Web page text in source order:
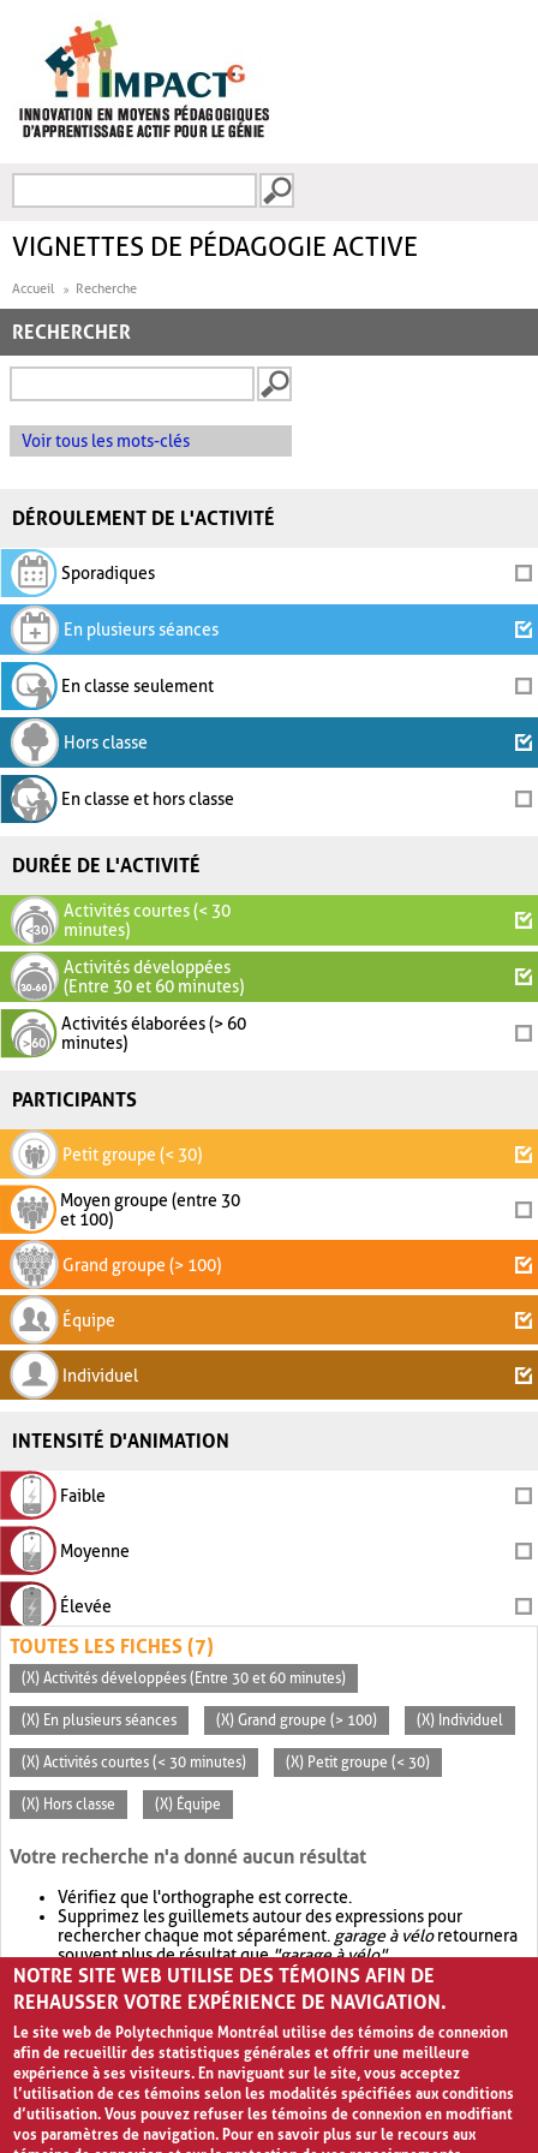
FORMULAIRE DE
VIGNETTES DE PÉDAGOGIE ACTIVE
Accueil Recherche
RECHERCHER
Voir tous les mots-clés
DÉROULEMENT DE L'ACTIVITÉ
Sporadiques
En plusieurs séances
En classe seulement
Hors classe
En classe et hors classe
DURÉE DE L'ACTIVITÉ
Activités courtes (< 30
minutes)
Activités développées
(Entre 30 et 60 minutes)
Activités élaborées (> 60
minutes)
PARTICIPANTS
Petit groupe (< 30)
Moyen groupe (entre 30
et 100)
Grand groupe (> 100)
Équipe
Individuel
INTENSITÉ D'ANIMATION
Faible
Moyenne
Élevée
TOUTES LES FICHES (7)
(X) Activités développées (Entre 30 et 60 minutes)
(X) En plusieurs séances (X) Grand groupe (> 100) (X) Individuel
(X) Activités courtes (< 30 minutes) (X) Petit groupe (< 30)
(X) Hors classe (X) Équipe
Votre recherche n'a donné aucun résultat
Vérifiez que l'orthographe est correcte.
Supprimez les guillemets autour des expressions pour
rechercher chaque mot séparément. garage à véloretournera
souvent plus de résultat que"garage à vélo".
Envisagez d'élargir votre recherche avec OR.garage OR vélo
retournera souvent plus de résultat quegarage à vélo
NOTRE SITE WEB UTILISE DES TÉMOINS AFIN DE
REHAUSSER VOTRE EXPÉRIENCE DE NAVIGATION.
Le site web de Polytechnique Montréal utilise des témoins de connexion
afin de recueillir des statistiques générales et offrir une meilleure
expérience à ses visiteurs. En naviguant sur le site, vous acceptez
l’utilisation de ces témoins selon les modalités spécifiées aux conditions
d’utilisation. Vous pouvez refuser les témoins de connexion en modifiant
vos paramètres de navigation. Pour en savoir plus sur le recours aux